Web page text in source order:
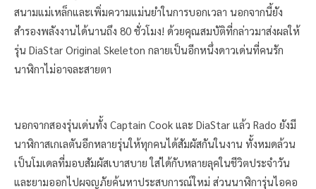
สนามแม่เหล็กและเพิ่มความแม่นยำในการบอกเวลา นอกจากนี้ยัง
สำรองพลังงานได้นานถึง 80 ชั่วโมง! ด้วยคุณสมบัติที่กล่าวมาส่งผลให้
รุ่น DiaStar Original Skeleton กลายเป็นอีกหนึ่งดาวเด่นที่คนรัก
นาฬิกาไม่อาจละสายตา
นอกจากสองรุ่นเด่นทั้ง Captain Cook และ DiaStar แล้ว Rado ยังมี
นาฬิกาสเกเลตันอีกหลายรุ่นให้ทุกคนได้สัมผัสกันในงาน ทั้งหมดล้วน
เป็นโมเดลที่มอบสัมผัสเบาสบาย ใส่ได้กับหลายลุคในชีวิตประจำวัน
และยามออกไปผจญภัยค้นหาประสบการณ์ใหม่ ส่วนนาฬิการุ่นไอคอ